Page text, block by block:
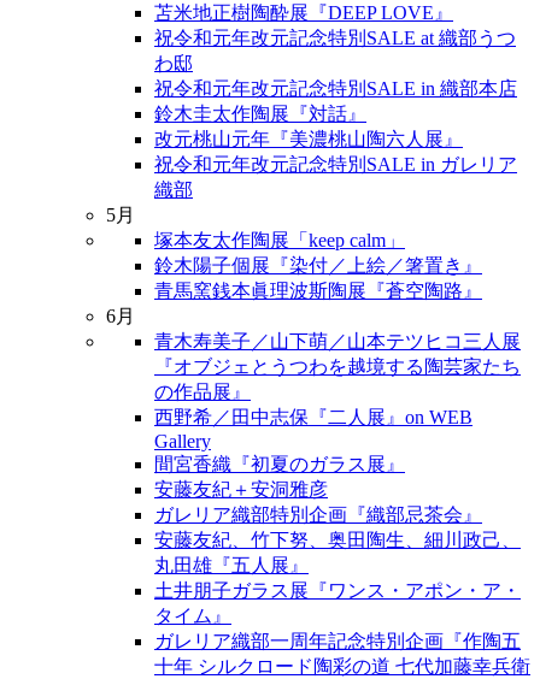
苫米地正樹陶酔展『DEEP LOVE』
祝令和元年改元記念特別SALE at 織部うつ
わ邸
祝令和元年改元記念特別SALE in 織部本店
鈴木圭太作陶展『対話』
改元桃山元年『美濃桃山陶六人展』
祝令和元年改元記念特別SALE in ガレリア
織部
5月
塚本友太作陶展「keep calm」
鈴木陽子個展『染付／上絵／箸置き』
青馬窯銭本眞理波斯陶展『蒼空陶路』
6月
青木寿美子／山下萌／山本テツヒコ三人展
『オブジェとうつわを越境する陶芸家たち
の作品展』
西野希／田中志保『二人展』on WEB
Gallery
間宮香織『初夏のガラス展』
安藤友紀＋安洞雅彦
ガレリア織部特別企画『織部忌茶会』
安藤友紀、竹下努、奥田陶生、細川政己、
丸田雄『五人展』
土井朋子ガラス展『ワンス・アポン・ア・
タイム』
ガレリア織部一周年記念特別企画『作陶五
十年 シルクロード陶彩の道 七代加藤幸兵衛